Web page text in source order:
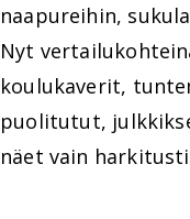
naapureihin,
Nyt
koulukaverit,
puolitutut,
näet vain